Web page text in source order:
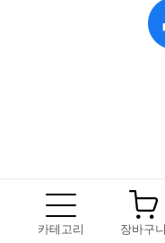
카테고리 장바구니